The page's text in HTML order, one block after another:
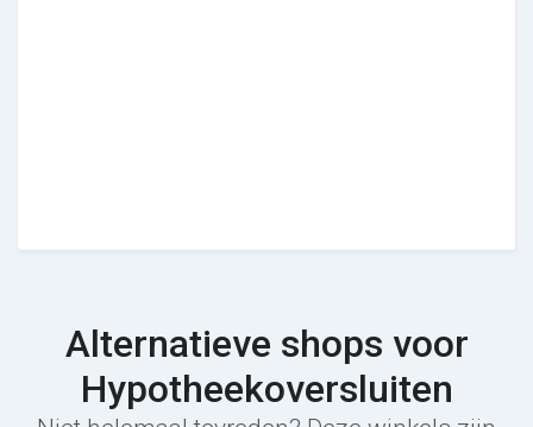
Alternatieve shops voor
Hypotheekoversluiten